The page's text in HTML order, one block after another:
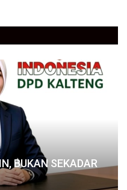
BUKAN SEKADAR